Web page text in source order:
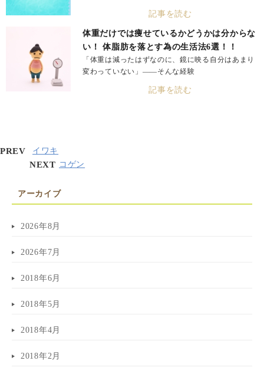
記事を読む
体重だけでは痩せているかどうかは分からな
い！ 体脂肪を落とす為の生活法6選！！
「体重は減ったはずなのに、鏡に映る自分はあまり
変わっていない」——そんな経験
記事を読む
PREV イワキ
NEXT コゲン
アーカイブ
2026年8月
2026年7月
2018年6月
2018年5月
2018年4月
2018年2月